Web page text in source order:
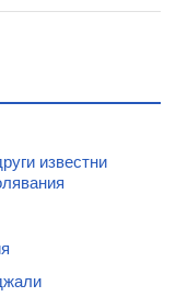
известни